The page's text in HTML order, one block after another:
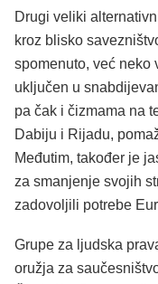
Drugi veliki
kroz blisko
spomenuto, već neko
uključen u
pa čak i čizmama na
Dabiju i Rijadu,
Međutim, također je
za smanjenje svojih
zadovoljili potrebe
Grupe za ljudska
oružja za